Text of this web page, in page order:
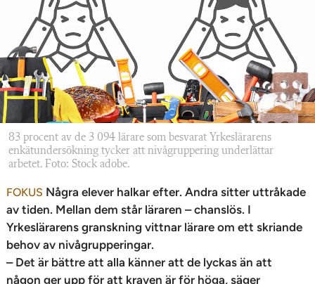
83 procent av de 3 094 lärare som besvarat Yrkeslärarens
enkätundersökning tycker att nivågruppering underlättar
arbetet. Foto: Stock adobe.
FOKUS Några elever halkar efter. Andra sitter uttråkade
av tiden. Mellan dem står läraren – chanslös. I
Yrkeslärarens granskning vittnar lärare om ett skriande
behov av nivågrupperingar.
– Det är bättre att alla känner att de lyckas än att
någon ger upp för att kraven är för höga, säger